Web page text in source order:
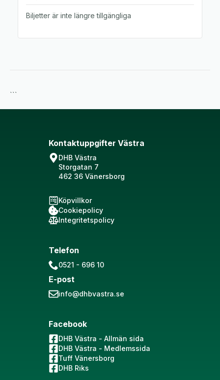
Biljetter är inte längre tillgängliga
```
Kontaktuppgifter Västra
DHB Västra
Storgatan 7
462 36 Vänersborg
Köpvillkor
Cookiepolicy
Integritetspolicy
Telefon
0521 - 696 10
E-post
info@dhbvastra.se
Facebook
DHB Västra - Allmän sida
DHB Västra - Medlemssida
Tuff Vänersborg
DHB Riks